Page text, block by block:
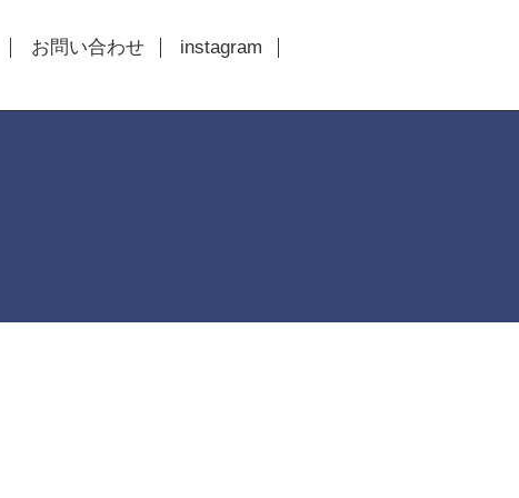
お問い合わせ
instagram